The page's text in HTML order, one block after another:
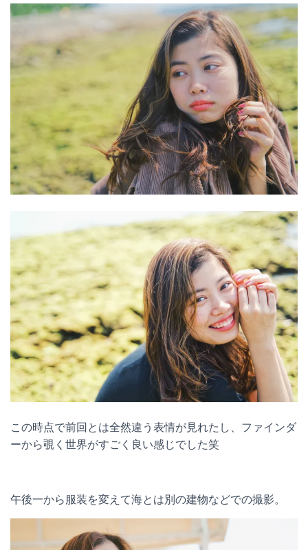
この時点で前回とは全然違う表情が見れたし、ファインダ
ーから覗く世界がすごく良い感じでした笑
午後一から服装を変えて海とは別の建物などでの撮影。